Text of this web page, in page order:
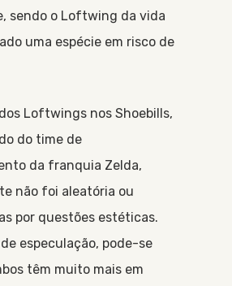
sendo o Loftwing da vida
uma espécie em risco de
Loftwings nos Shoebills,
do time de
da franquia Zelda,
não foi aleatória ou
por questões estéticas.
especulação, pode-se
têm muito mais em